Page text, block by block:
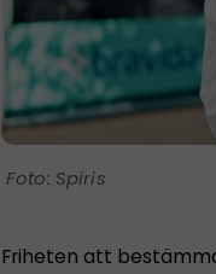
Spiris
Friheten att